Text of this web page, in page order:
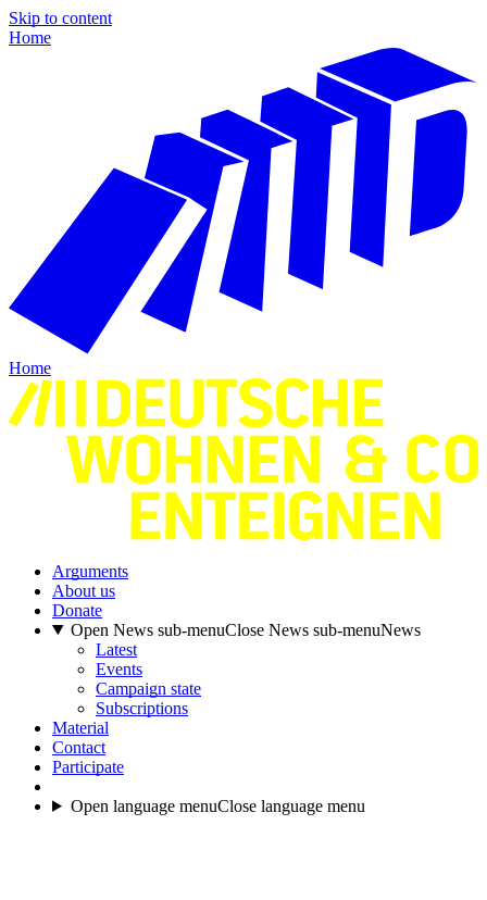
Skip to content
Home
Home
Arguments
About us
Donate
Open News sub-menuClose News sub-menuNews
Latest
Events
Campaign state
Subscriptions
Material
Contact
Participate
Open language menuClose language menu